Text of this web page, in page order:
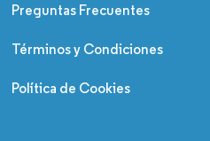
Preguntas Frecuentes
Términos y Condiciones
Política de Cookies